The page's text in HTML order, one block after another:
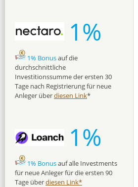
1%
1% Bonusauf die
durchschnittliche
Investitionssumme der ersten 30
Tage nach Registrierung für neue
Anleger überdiesen Link*
1%
1% Bonusauf alle Investments
für neue Anleger für die ersten 90
Tage überdiesen Link*